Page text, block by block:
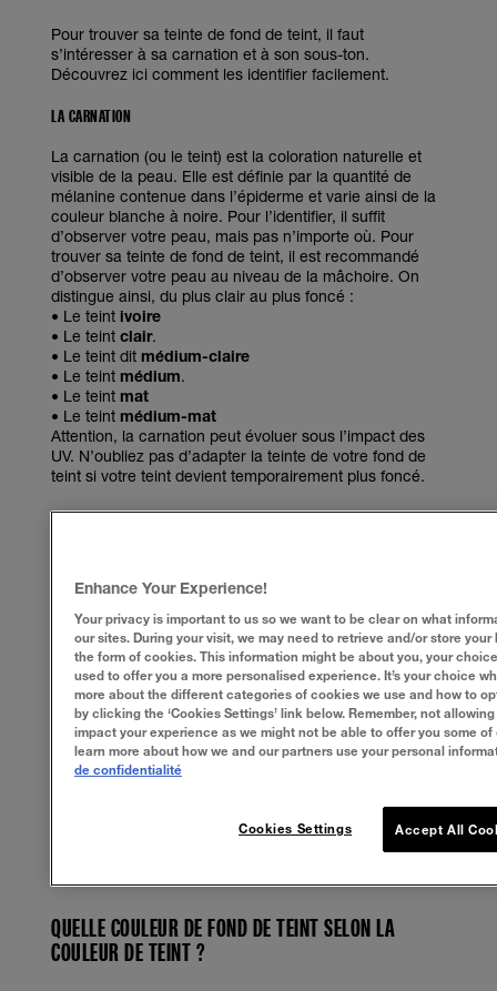
Pour trouver sa teinte de fond de teint, il faut
s’intéresser à sa carnation et à son sous-ton.
Découvrez ici comment les identifier facilement.
LA CARNATION
La carnation (ou le teint) est la coloration naturelle et
visible de la peau. Elle est définie par la quantité de
mélanine contenue dans l’épiderme et varie ainsi de la
couleur blanche à noire. Pour l’identifier, il suffit
d’observer votre peau, mais pas n’importe où. Pour
trouver sa teinte de fond de teint, il est recommandé
d’observer votre peau au niveau de la mâchoire. On
distingue ainsi, du plus clair au plus foncé :
• Le teint ivoire
• Le teint clair.
• Le teint dit médium-claire
• Le teint médium.
• Le teint mat
• Le teint médium-mat
Attention, la carnation peut évoluer sous l’impact des
UV. N’oubliez pas d’adapter la teinte de votre fond de
teint si votre teint devient temporairement plus foncé.
LE SOUS-TON
carnation (mélanine), mais aux vaisseaux sanguins que
l’on retrouve sous l’épiderme. Il est donc propre à
chacun et s’avère très utile pour trouver sa teinte de
fond de teint.
Pour savoir quel est votre sous-ton, c’est très
simple.Observez les veines à l’intérieur de votre
poignet :
- Elles tirent sur le bleu/violet ? Vous avez unsous-ton
froid.
- Vous distinguez les deux couleurs ? Pas de panique,
sous-ton
QUELLE COULEUR DE FOND DE TEINT SELON LA
COULEUR DE TEINT ?
Enhance Your Experience!
Your privacy is important to us so we want to be clear on what
our sites. During your visit, we may need to retrieve and/or store
the form of cookies. This information might be about you, your
used to offer you a more personalised experience. It’s your choice
more about the different categories of cookies we use and how to
by clicking the ‘Cookies Settings’ link below. Remember, not
impact your experience as we might not be able to offer you some
learn more about how we and our partners use your personal
de confidentialité
Accept All
Cookies Settings